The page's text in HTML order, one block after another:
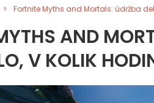
Fortnite Myths and Mortals: údržba
AND
V KOLIK